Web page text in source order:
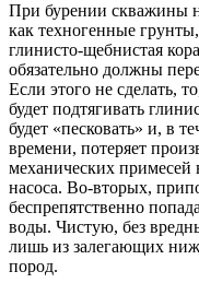
При бурении скважины
как техногенные
глинисто-щебнистая
обязательно должны
Если этого не сделать,
будет подтягивать
будет «песковать» и, в
времени, потеряет
механических примесей
насоса. Во-вторых,
беспрепятственно
воды. Чистую, без
лишь из залегающих
пород.